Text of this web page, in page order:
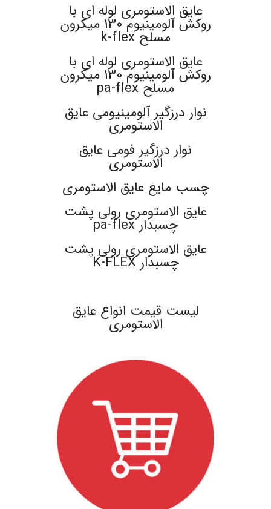
عایق الاستومری لوله ای با
روکش آلومینیوم 130 میکرون
مسلح k-flex
عایق الاستومری لوله ای با
روکش آلومینیوم 130 میکرون
مسلح pa-flex
نوار درزگیر آلومینیومی عایق
الاستومری
نوار درزگیر فومی عایق
الاستومری
چسب مایع عایق الاستومری
عایق الاستومری رولی پشت
چسبدار pa-flex
عایق الاستومری رولی پشت
چسبدار K-FLEX
لیست قیمت انواع عایق
الاستومری